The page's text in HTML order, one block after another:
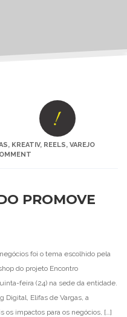
, KREATIV, REELS, VAREJO
PROMOVE
foi o tema escolhido pela
do projeto Encontro
feira (24) na sede da entidade.
Digital, Elifas de Vargas, a
impactos para os negócios, […]